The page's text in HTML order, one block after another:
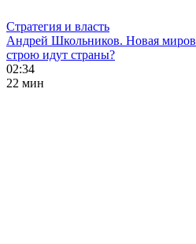
Стратегия и власть
Андрей Школьников. Новая
строю идут страны?
02:34
22 мин